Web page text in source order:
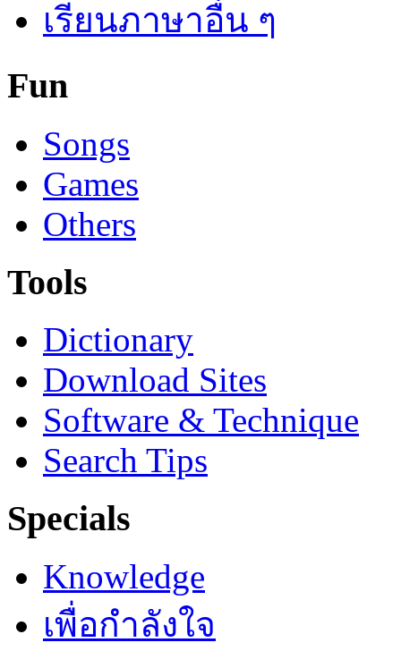
เรียนภาษาอื่น ๆ
Fun
Songs
Games
Others
Tools
Dictionary
Download Sites
Software & Technique
Search Tips
Specials
Knowledge
เพื่อกำลังใจ